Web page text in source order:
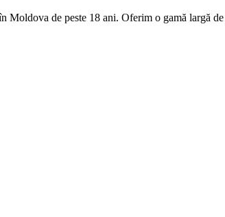
de peste 18 ani. Oferim o gamă largă